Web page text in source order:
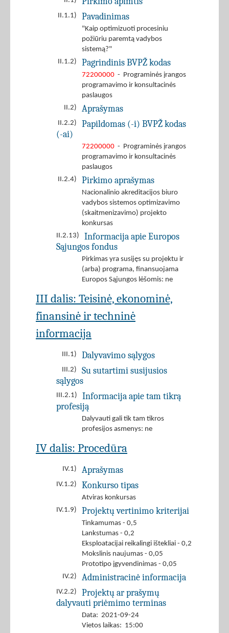
II.1.1) Pavadinimas
"Kaip optimizuoti procesiniu
požiūriu paremtą vadybos
sistemą?"
II.1.2)
Pagrindinis BVPŽ kodas
72200000 - Programinės įrangos
programavimo ir konsultacinės
paslaugos
II.2)
Aprašymas
II.2.2)
Papildomas (-i) BVPŽ kodas
(-ai)
72200000 - Programinės įrangos
programavimo ir konsultacinės
paslaugos
II.2.4)
Pirkimo aprašymas
Nacionalinio akreditacijos biuro
vadybos sistemos optimizavimo
(skaitmenizavimo) projekto
konkursas
II.2.13)
Informacija apie Europos
Sąjungos fondus
Pirkimas yra susijęs su projektu ir
(arba) programa, finansuojama
Europos Sąjungos lėšomis: ne
III dalis: Teisinė, ekonominė,
finansinė ir techninė
informacija
III.1) Dalyvavimo sąlygos
III.2)
Su sutartimi susijusios
sąlygos
III.2.1)
Informacija apie tam tikrą
profesiją
Dalyvauti gali tik tam tikros
profesijos asmenys: ne
IV dalis: Procedūra
IV.1) Aprašymas
IV.1.2) Konkurso tipas
Atviras konkursas
IV.1.9)
Projektų vertinimo kriterijai
Tinkamumas - 0,5
Lankstumas - 0,2
Eksploatacijai reikalingi ištekliai - 0,2
Mokslinis naujumas - 0,05
Prototipo įgyvendinimas - 0,05
IV.2)
Administracinė informacija
IV.2.2)
Projektų ar prašymų
dalyvauti priėmimo terminas
Data: 2021-09-24
Vietos laikas: 15:00